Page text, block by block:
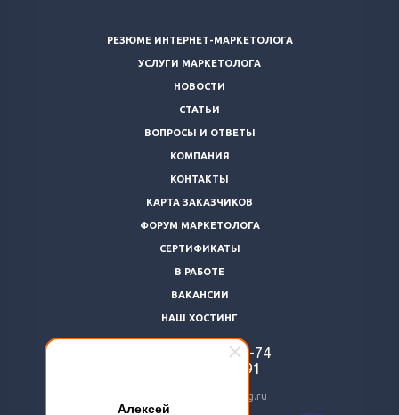
Алексей
РЕЗЮМЕ ИНТЕРНЕТ-МАРКЕТОЛОГА
УСЛУГИ МАРКЕТОЛОГА
НОВОСТИ
СТАТЬИ
ВОПРОСЫ И ОТВЕТЫ
КОМПАНИЯ
КОНТАКТЫ
КАРТА ЗАКАЗЧИКОВ
ФОРУМ МАРКЕТОЛОГА
СЕРТИФИКАТЫ
В РАБОТЕ
ВАКАНСИИ
НАШ ХОСТИНГ
922-48-74
869-64-91
24@livemarketolog.ru